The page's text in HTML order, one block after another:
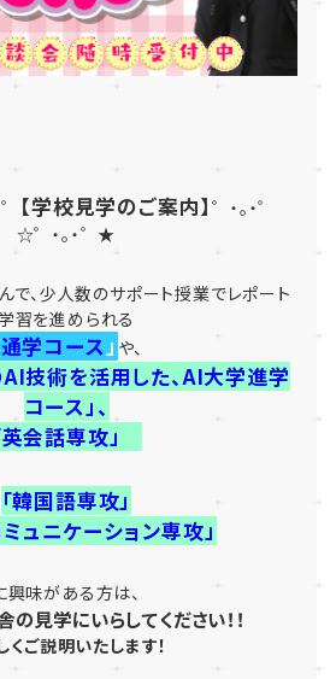
【学校見学のご案内】゜・。・゜
☆゜・。・゜★
、少人数のサポート授業でレポート
習を進められる
通学コース 」 や、
技術を活用した、AI大学進学
コース」、
英会話専攻」
「韓国語専攻」
ミュニケーション専攻」
興味がある方は、
見学にいらしてください！！
くご説明いたします！